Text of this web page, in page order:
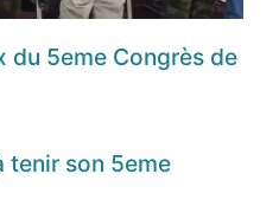
du 5eme Congrès de
tenir son 5eme